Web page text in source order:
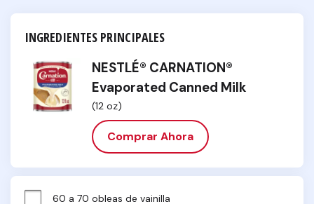
INGREDIENTES PRINCIPALES
NESTLÉ® CARNATION®
Evaporated Canned Milk
(12 oz)
Comprar Ahora
60 a 70 obleas de vainilla